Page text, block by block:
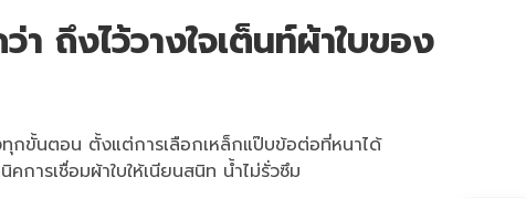
า ถึงไว้วางใจเต็นท์ผ้าใบของ
ทุกขั้นตอน ตั้งแต่การเลือกเหล็กแป๊บข้อต่อที่หนาได้
การเชื่อมผ้าใบให้เนียนสนิท น้ำไม่รั่วซึม